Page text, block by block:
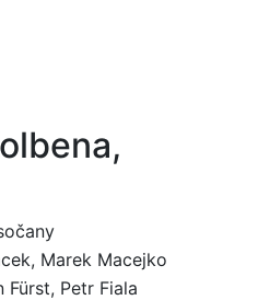
Marek Macejko
Fürst, Petr Fiala